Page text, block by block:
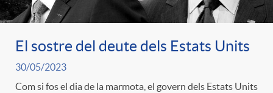
El sostre del deute dels Estats Units
30/05/2023
Com si fos el dia de la marmota, el govern dels Estats Units